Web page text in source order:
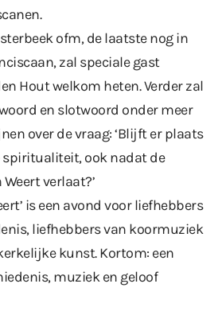
ofm, de laatste nog in
zal speciale gast
Hout welkom heten. Verder zal
en slotwoord onder meer
over de vraag: ‘Blijft er plaats
spiritualiteit, ook nadat de
verlaat?’
is een avond voor liefhebbers
liefhebbers van koormuziek
kunst. Kortom: een
muziek en geloof